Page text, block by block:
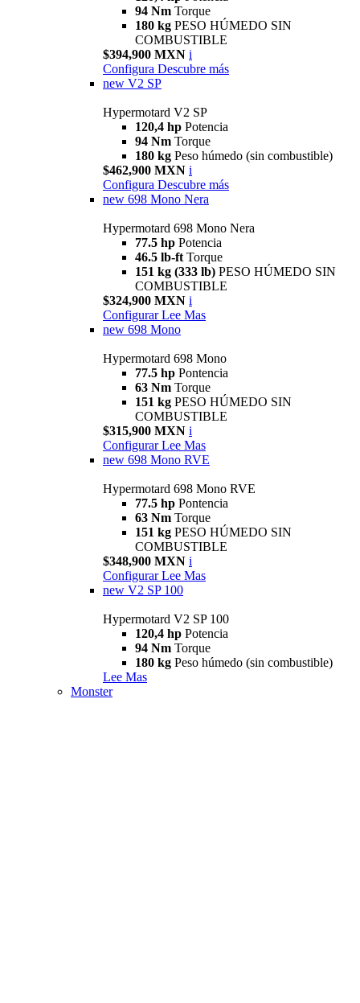
94 Nm Torque
180 kg PESO HÚMEDO SIN
COMBUSTIBLE
$394,900 MXN i
Configura Descubre más
new V2 SP
Hypermotard V2 SP
120,4 hp Potencia
94 Nm Torque
180 kg Peso húmedo (sin combustible)
$462,900 MXN i
Configura Descubre más
new 698 Mono Nera
Hypermotard 698 Mono Nera
77.5 hp Potencia
46.5 lb-ft Torque
151 kg (333 lb) PESO HÚMEDO SIN
COMBUSTIBLE
$324,900 MXN i
Configurar Lee Mas
new 698 Mono
Hypermotard 698 Mono
77.5 hp Pontencia
63 Nm Torque
151 kg PESO HÚMEDO SIN
COMBUSTIBLE
$315,900 MXN i
Configurar Lee Mas
new 698 Mono RVE
Hypermotard 698 Mono RVE
77.5 hp Pontencia
63 Nm Torque
151 kg PESO HÚMEDO SIN
COMBUSTIBLE
$348,900 MXN i
Configurar Lee Mas
new V2 SP 100
Hypermotard V2 SP 100
120,4 hp Potencia
94 Nm Torque
180 kg Peso húmedo (sin combustible)
Lee Mas
Monster